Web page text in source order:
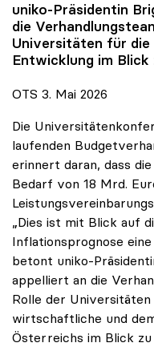
uniko-Präsidentin
die
Universitäten für
Entwicklung im Blick
OTS 3. Mai 2026
Die
laufenden
erinnert daran, dass
Bedarf von 18 Mrd.
„Dies ist mit Blick auf
Inflationsprognose
betont uniko-
appelliert an die
Rolle der
wirtschaftliche und
Österreichs im Blick zu